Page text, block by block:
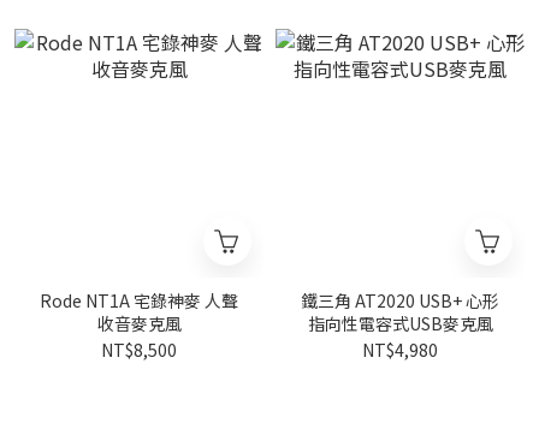
Rode NT1A 宅錄神麥 人聲
收音麥克風
NT$8,500
鐵三角 AT2020 USB+ 心形
指向性電容式USB麥克風
NT$4,980